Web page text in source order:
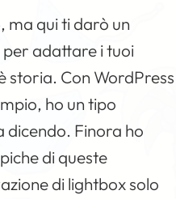
ma qui ti darò un
per adattare i tuoi
storia. Con WordPress
ho un tipo
dicendo. Finora ho
di queste
di lightbox solo